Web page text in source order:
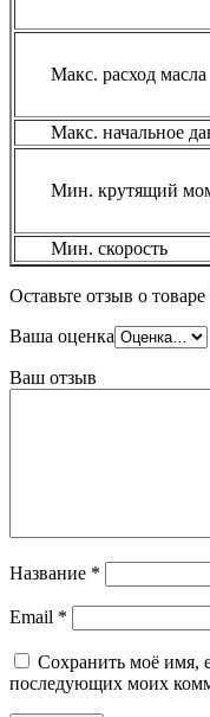
Макс. расход масла
Макс. начальное
Мин. крутящий
Мин. скорость
Оставьте отзыв о
Ваша оценка
Ваш отзыв
Название *
Email *
Сохранить моё имя,
последующих моих